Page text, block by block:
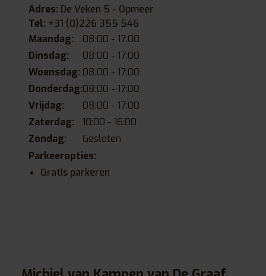
Adres: De Veken 5 - Opmeer
Tel: +31 (0)226 355 546
Maandag:
Dinsdag:
Woensdag:
Donderdag:
Vrijdag:
Zaterdag:
Zondag:
08:00 - 17:00
08:00 - 17:00
08:00 - 17:00
08:00 - 17:00
08:00 - 17:00
10:00 - 16:00
Gesloten
Parkeeropties:
Gratis parkeren